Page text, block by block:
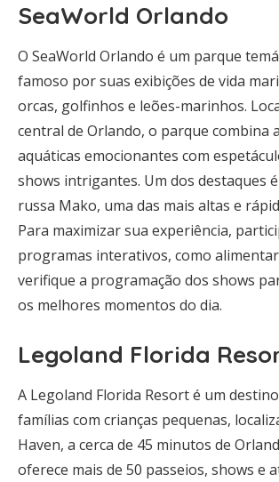
SeaWorld Orlando
O SeaWorld Orlando é um parque
famoso por suas exibições de vida
orcas, golfinhos e leões-marinhos.
central de Orlando, o parque combina
aquáticas emocionantes com
shows intrigantes. Um dos destaques
russa Mako, uma das mais altas e
Para maximizar sua experiência,
programas interativos, como
verifique a programação dos shows
os melhores momentos do dia.
Legoland Florida
A Legoland Florida Resort é um
famílias com crianças pequenas,
Haven, a cerca de 45 minutos de
oferece mais de 50 passeios, shows e